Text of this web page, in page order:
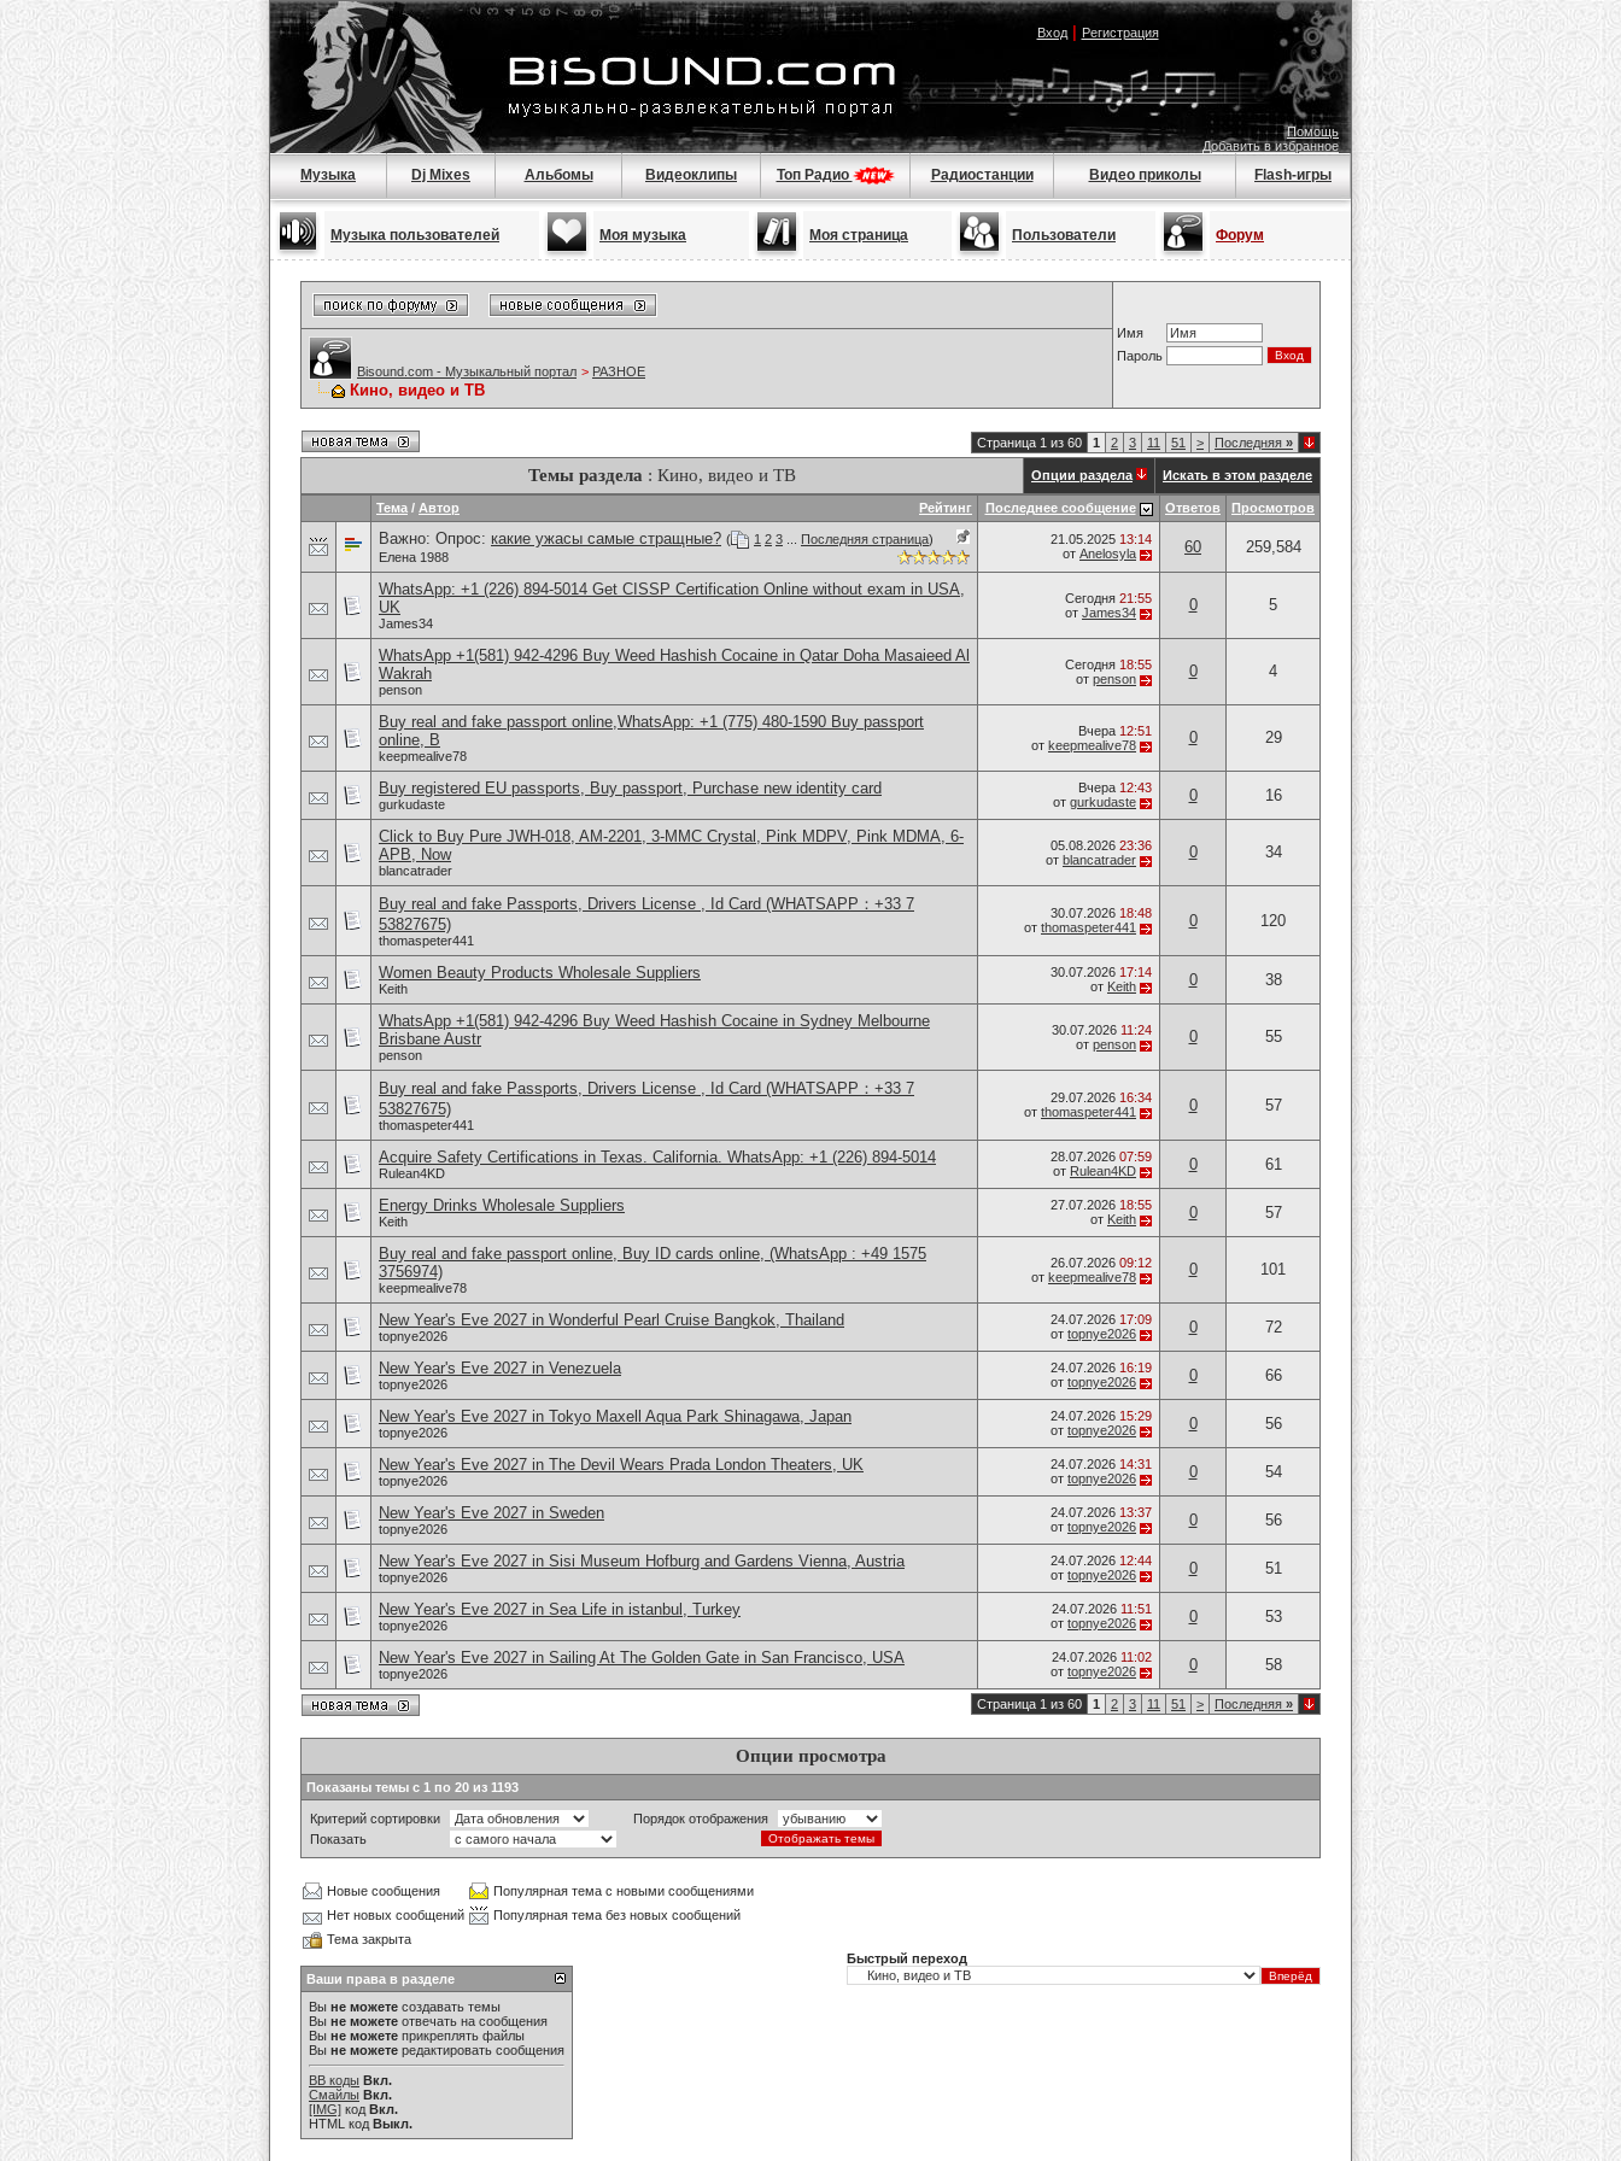
Вход| Регистрация
Помощь
Добавить в избранное
Музыка Dj Mixes Альбомы Видеоклипы Топ Радио Радиостанции Видео приколы Flash-игры
Музыка пользователей Моя музыка Моя страница Пользователи Форум
Имя
Пароль
Bisound.com - Музыкальный портал > РАЗНОЕ
Кино, видео и ТВ
Страница 1 из 60 1 2 3 11 51 > Последняя »
Темы раздела : Кино, видео и ТВ Опции раздела Искать в этом разделе
Рейтинг
Тема / Автор Последнее сообщение Ответов Просмотров
Важно: Опрос: какие ужасы самые стращные? ( 1 2 3 Последняя страница)
Елена 1988
21.05.2025 13:14
от Anelosyla 60 259,584
WhatsApp: +1 (226) 894-5014​ Get CISSP Certification Online without exam in USA,
UK
James34
Сегодня 21:55
от James34 0 5
WhatsApp +1(581) 942-4296 Buy Weed Hashish Cocaine in Qatar Doha Masaieed Al
Wakrah
penson
Сегодня 18:55
от penson 0 4
Buy real and fake passport online,WhatsApp: +1 (775) 480-1590 Buy passport
online, B
keepmealive78
Вчера 12:51
от keepmealive78 0 29
Buy registered EU passports, Buy passport, Purchase new identity card
gurkudaste
Вчера 12:43
от gurkudaste 0 16
Click to Buy Pure JWH-018, AM-2201, 3-MMC Crystal, Pink MDPV, Pink MDMA, 6-
APB, Now
blancatrader
05.08.2026 23:36
от blancatrader 0 34
Buy real and fake Passports, Drivers License , Id Card (WHATSAPP：+33 7
53827675)
thomaspeter441
30.07.2026 18:48
от thomaspeter441 0 120
Women Beauty Products Wholesale Suppliers
Keith
30.07.2026 17:14
от Keith 0 38
WhatsApp +1(581) 942-4296 Buy Weed Hashish Cocaine in Sydney Melbourne
Brisbane Austr
penson
30.07.2026 11:24
от penson 0 55
Buy real and fake Passports, Drivers License , Id Card (WHATSAPP：+33 7
53827675)
thomaspeter441
29.07.2026 16:34
от thomaspeter441 0 57
Acquire Safety Certifications in Texas. California. WhatsApp: +1 (226) 894-5014
Rulean4KD
28.07.2026 07:59
от Rulean4KD 0 61
Energy Drinks Wholesale Suppliers
Keith
27.07.2026 18:55
от Keith 0 57
Buy real and fake passport online, Buy ID cards online, (WhatsApp : +49 1575
3756974)
keepmealive78
26.07.2026 09:12
от keepmealive78 0 101
New Year's Eve 2027 in Wonderful Pearl Cruise Bangkok, Thailand
topnye2026
24.07.2026 17:09
от topnye2026 0 72
New Year's Eve 2027 in Venezuela
topnye2026
24.07.2026 16:19
от topnye2026 0 66
New Year's Eve 2027 in Tokyo Maxell Aqua Park Shinagawa, Japan
topnye2026
24.07.2026 15:29
от topnye2026 0 56
New Year's Eve 2027 in The Devil Wears Prada London Theaters, UK
topnye2026
24.07.2026 14:31
от topnye2026 0 54
New Year's Eve 2027 in Sweden
topnye2026
24.07.2026 13:37
от topnye2026 0 56
New Year's Eve 2027 in Sisi Museum Hofburg and Gardens Vienna, Austria
topnye2026
24.07.2026 12:44
от topnye2026 0 51
New Year's Eve 2027 in Sea Life in istanbul, Turkey
topnye2026
24.07.2026 11:51
от topnye2026 0 53
New Year's Eve 2027 in Sailing At The Golden Gate in San Francisco, USA
topnye2026
24.07.2026 11:02
от topnye2026 0 58
Страница 1 из 60 1 2 3 11 51 > Последняя »
Опции просмотра
Показаны темы с 1 по 20 из 1193
Критерий сортировки
Порядок отображения
Показать
Новые сообщения
Популярная тема с новыми сообщениями
Нет новых сообщений
Популярная тема без новых сообщений
Тема закрыта
Ваши права в разделе
Вы не можете создавать темы
Вы не можете отвечать на сообщения
Вы не можете прикреплять файлы
Вы не можете редактировать сообщения
BB коды Вкл.
Смайлы Вкл.
[IMG] код Вкл.
HTML код Выкл.
Быстрый переход